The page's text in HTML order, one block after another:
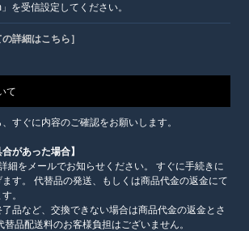
を受信設定してください。
詳細はこちら］
て
すぐに内容のご確認をお願いします。
があった場合】
細をメールでお知らせください。 すぐに手続きに
す。 代替品の発送、もしくは商品代金の返金にて
。
品など、交換できない場合は商品代金の返金とさ
品配送料のお客様負担はございません。